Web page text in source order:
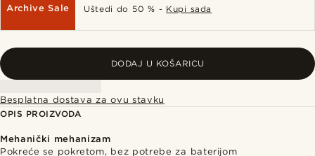
Archive Sale Uštedi do 50 % - Kupi sada
DODAJ U KOŠARICU
Besplatna dostava za ovu stavku
OPIS PROIZVODA
Mehanički mehanizam
Pokreće se pokretom, bez potrebe za baterijom